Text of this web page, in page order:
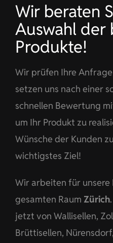
Wir beraten
Auswahl der
Produkte!
Wir prüfen Ihre Anfrage
setzen uns nach einer
schnellen Bewertung
um Ihr Produkt zu
Wünsche der Kunden
wichtigstes Ziel!
Wir arbeiten für unsere
gesamten Raum Zürich
jetzt von Wallisellen,
Brüttisellen,